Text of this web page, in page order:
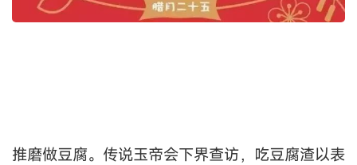
推磨做豆腐。传说玉帝会下界查访，吃豆腐渣以表